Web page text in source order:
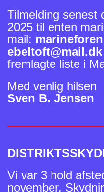
Tilmelding senest
2025 til enten
mail:
ebeltoft@mail.dk
fremlagte liste i
Med venlig hilsen
Sven B. Jensen
Vi var 3 hold
november.